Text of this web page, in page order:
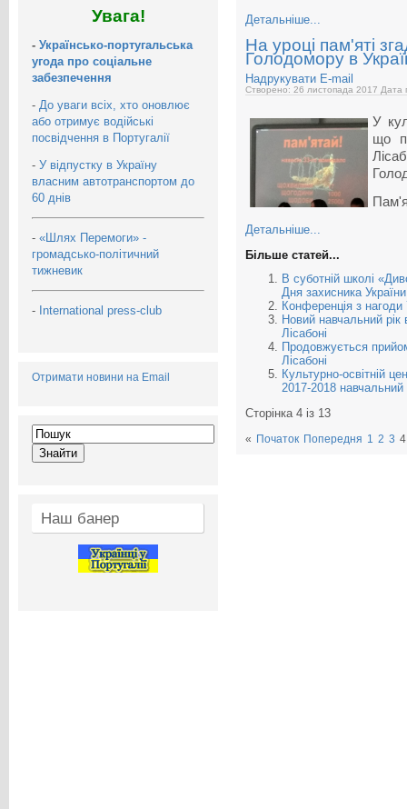
Увага!
- Українсько-португальська
угода про соціальне
забезпечення
- До уваги всіх, хто оновлює
або отримує водійські
посвідчення в Португалії
- У відпустку в Україну
власним автотранспортом до
60 днів
- «Шлях Перемоги» -
громадсько-політичний
тижневик
- International press-club
Отримати новини на Email
Наш банер
Детальніше...
На уроці пам'яті
Голодомору в
Надрукувати E-mail
Створено: 26 листопада 2017 Дата
У
що
Детальніше...
Більше статей...
В суботній школі
Дня захисника
Конференція з
Новий навчальний рік
Лісабоні
Продовжується
Лісабоні
Культурно-освітній
2017-2018 навчальний
Сторінка 4 із 13
« Початок Попередня 1 2 3 4